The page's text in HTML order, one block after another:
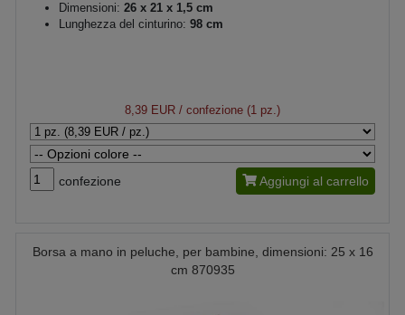
Dimensioni: 26 x 21 x 1,5 cm
Lunghezza del cinturino: 98 cm
8,39 EUR / confezione (1 pz.)
confezione Aggiungi al carrello
Borsa a mano in peluche, per bambine, dimensioni: 25 x 16
cm 870935